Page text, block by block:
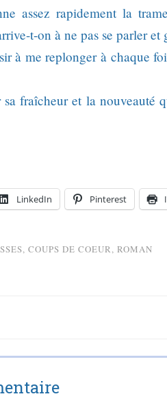
assez rapidement la
t-on à ne pas se parler et
à me replonger à chaque
fraîcheur et la nouveauté
LinkedIn Pinterest
, COUPS DE COEUR, ROMAN